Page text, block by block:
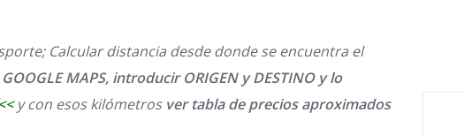
Calcular distancia desde donde se encuentra el
MAPS, introducir ORIGEN y DESTINO y lo
y con esos kilómetros ver tabla de precios aproximados